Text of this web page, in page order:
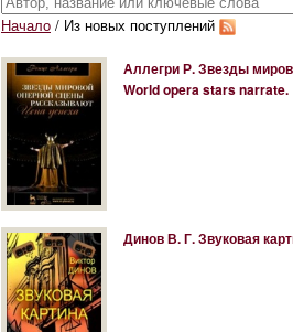
Начало / Из новых поступлений
Аллегри Р. Звезды
World opera stars narrate.
Динов В. Г. Звуковая